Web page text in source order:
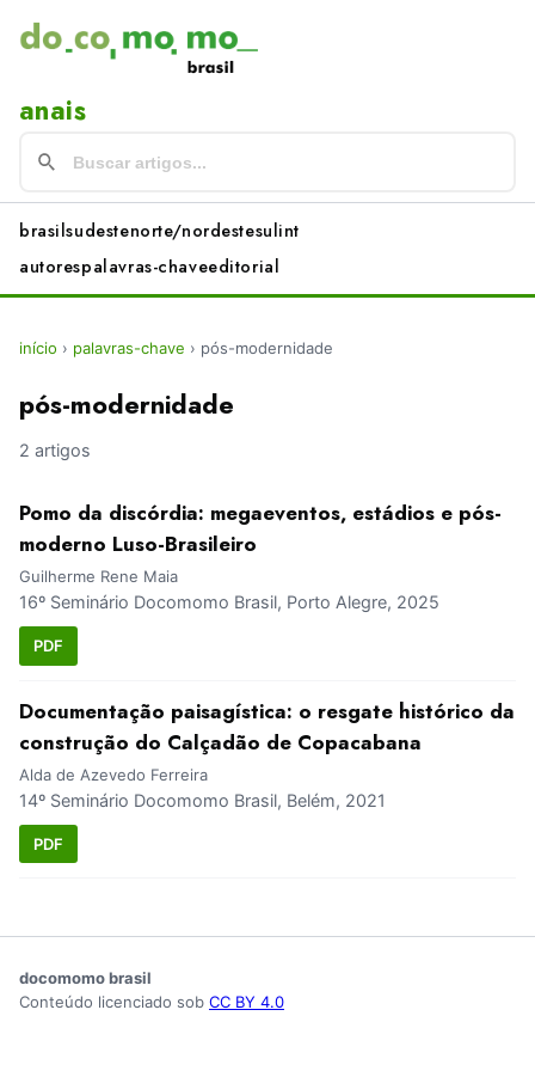
anais
brasilsudestenorte/nordestesulint
autorespalavras-chaveeditorial
início › palavras-chave › pós-modernidade
pós-modernidade
2 artigos
Pomo da discórdia: megaeventos, estádios e pós-
moderno Luso-Brasileiro
Guilherme Rene Maia
16º Seminário Docomomo Brasil, Porto Alegre, 2025
PDF
Documentação paisagística: o resgate histórico da
construção do Calçadão de Copacabana
Alda de Azevedo Ferreira
14º Seminário Docomomo Brasil, Belém, 2021
PDF
docomomo brasil
Conteúdo licenciado sob CC BY 4.0